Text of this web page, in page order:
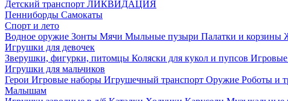
Детский транспорт ЛИКВИДАЦИЯ
Пенниборды Самокаты
Спорт и лето
Водное оружие Зонты Мячи Мыльные пузыри Палатки и корзины
Игрушки для девочек
Зверушки, фигурки, питомцы Коляски для кукол и пупсов
Игрушки для мальчиков
Герои Игровые наборы Игрушечный транспорт Оружие Роботы и
Малышам